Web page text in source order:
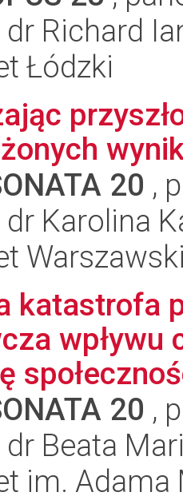
Richard
Łódzki
20 ,
Karolina
katastrofa
wpływu
20 ,
Beata
im.